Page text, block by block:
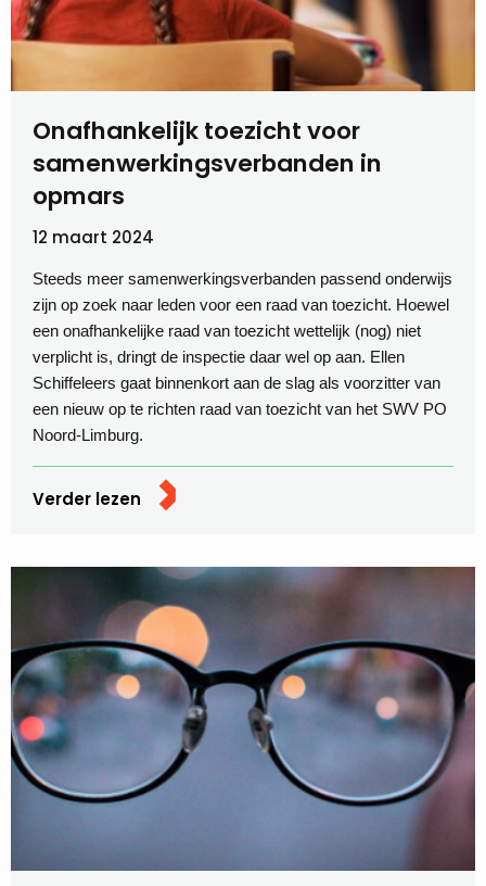
Onafhankelijk toezicht voor
samenwerkingsverbanden in
opmars
12 maart 2024
Steeds meer samenwerkingsverbanden passend onderwijs
zijn op zoek naar leden voor een raad van toezicht. Hoewel
een onafhankelijke raad van toezicht wettelijk (nog) niet
verplicht is, dringt de inspectie daar wel op aan. Ellen
Schiffeleers gaat binnenkort aan de slag als voorzitter van
een nieuw op te richten raad van toezicht van het SWV PO
Noord-Limburg.
Verder lezen